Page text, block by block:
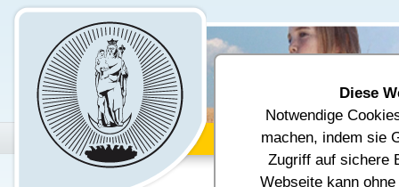
Diese
Notwendige
machen, indem sie
Zugriff auf sichere
Webseite kann
Unsere Gemeinde
Aktuelle Seite: